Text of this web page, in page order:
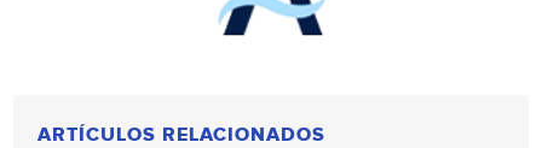
ARTÍCULOS RELACIONADOS